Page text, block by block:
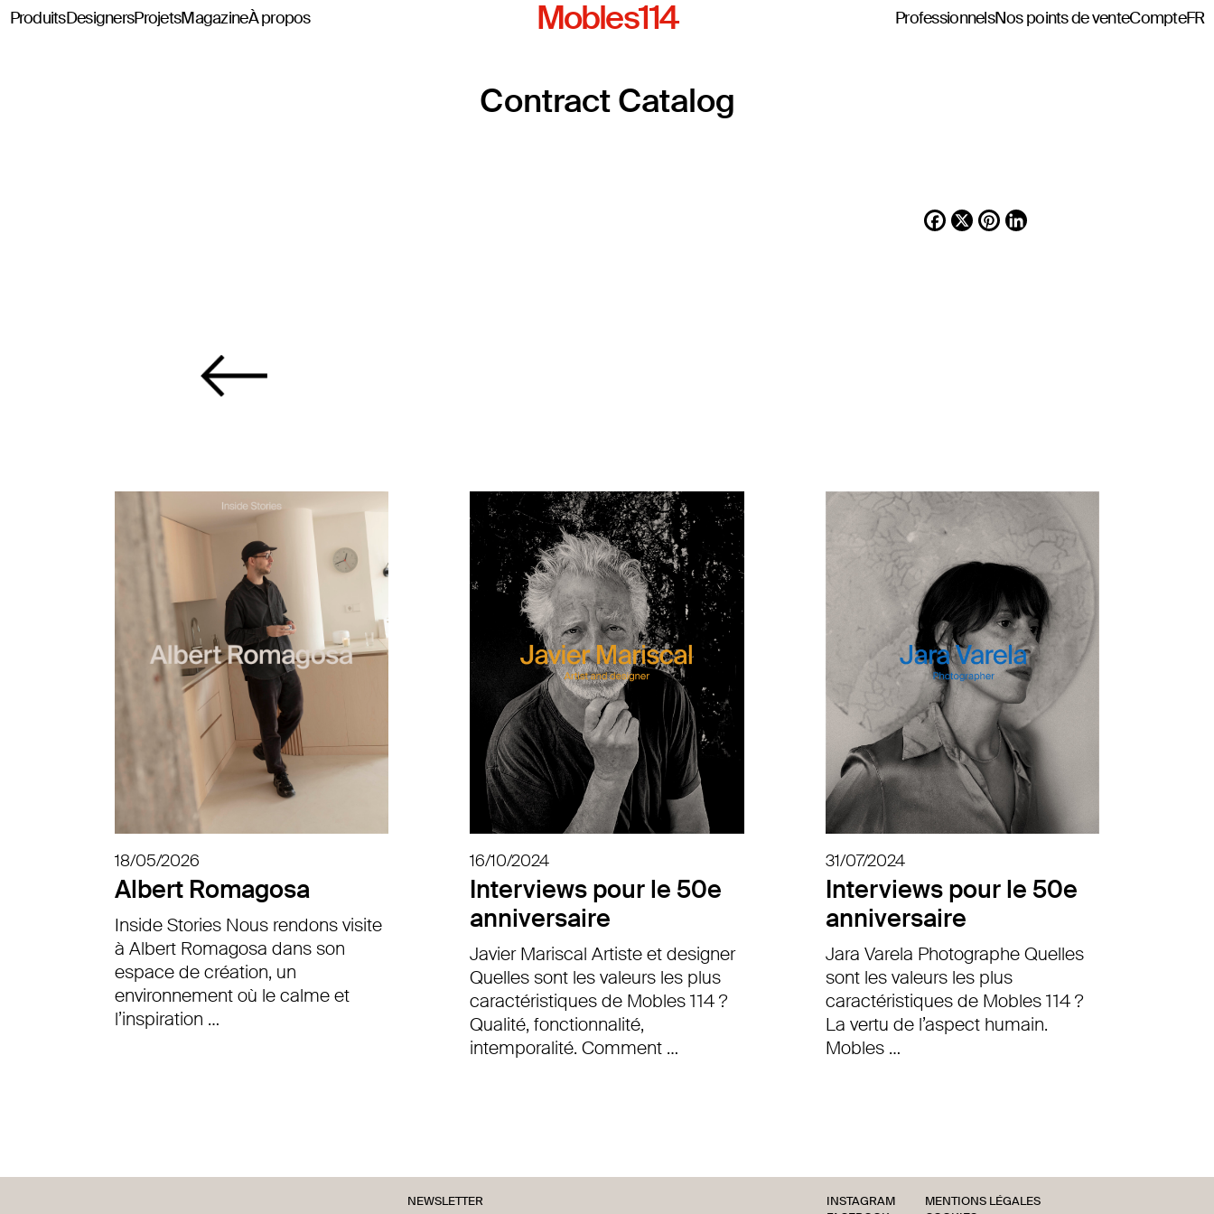
ProduitsDesignersProjetsMagazineÀ propos Mobles114 ProfessionnelsNos points de venteCompteFR
Contract Catalog
Facebook
X PinterestLinkedIn
Albert Romagosa
18/05/2026
Inside Stories Nous rendons visite
à Albert Romagosa dans son
espace de création, un
environnement où le calme et
l’inspiration …
Interviews pour le 50e
anniversaire
16/10/2024
Javier Mariscal Artiste et designer
Quelles sont les valeurs les plus
caractéristiques de Mobles 114 ?
Qualité, fonctionnalité,
intemporalité. Comment …
Interviews pour le 50e
anniversaire
31/07/2024
Jara Varela Photographe Quelles
sont les valeurs les plus
caractéristiques de Mobles 114 ?
La vertu de l’aspect humain.
Mobles …
NEWSLETTER
INSTAGRAM
MENTIONS LÉGALES